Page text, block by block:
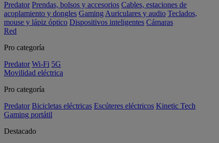
Predator Prendas, bolsos y accesorios Cables, estaciones de
acoplamiento y dongles Gaming Auriculares y audio Teclados,
mouse y lápiz óptico Dispositivos inteligentes Cámaras
Red
Pro categoría
Predator Wi-Fi 5G
Movilidad eléctrica
Pro categoría
Predator Bicicletas eléctricas Escúteres eléctricos Kinetic Tech
Gaming portátil
Destacado